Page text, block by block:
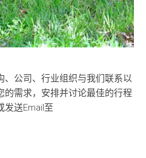
、公司、行业组织与我们联系以
的需求，安排并讨论最佳的行程
发送Email至